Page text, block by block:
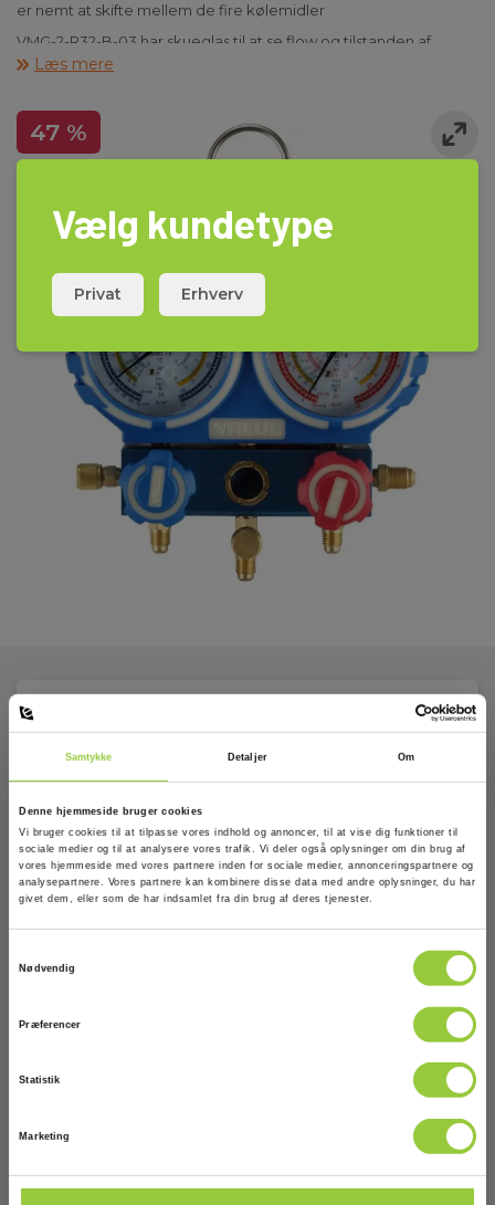
Samtykke Detaljer Om
Denne hjemmeside bruger cookies
Vi bruger cookies til at tilpasse vores indhold og annoncer, til at vise dig funktioner til
sociale medier og til at analysere vores trafik. Vi deler også oplysninger om din brug af
vores hjemmeside med vores partnere inden for sociale medier, annonceringspartnere og
analysepartnere. Vores partnere kan kombinere disse data med andre oplysninger, du har
givet dem, eller som de har indsamlet fra din brug af deres tjenester.
Nødvendig
Præferencer
Statistik
Marketing
er nemt at skifte mellem de fire kølemidler
VMG-2-R32-B-03 har skueglas til at se flow og tilstanden af
kølemidlet.
Læs mere
47 %
Kompatible kølemidler:
R134a,R32,R407C,R410A
Dimensioner
H x B x D:
Vælg kundetype
Privat Erhverv